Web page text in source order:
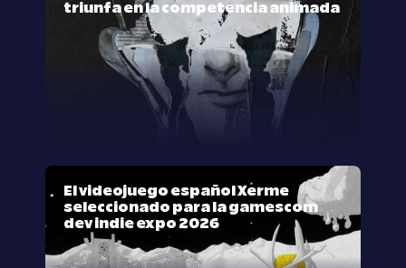
triunfa en la competencia animada
El videojuego español Xerme
seleccionado para la gamescom
dev indie expo 2026